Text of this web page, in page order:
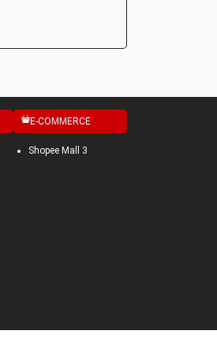
E-COMMERCE
Shopee Mall 3